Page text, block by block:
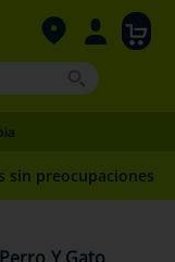
sin preocupaciones
Y Gato